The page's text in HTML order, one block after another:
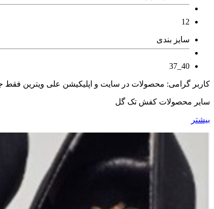
12
سایز بندی
40_37
کاربر گرامی: محصولات در سایت و اپلیکیشن علی ویترین
سایر محصولات کفش تک گل
بیشتر